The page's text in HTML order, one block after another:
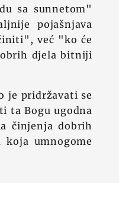
sa sunnetom"
pojašnjava
već "ko će
djela bitniji
je pridržavati se
ta Bogu ugodna
činjenja dobrih
umnogome